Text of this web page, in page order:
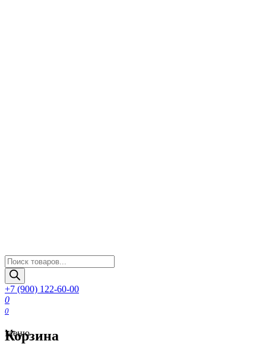
Поиск
товаров
+7 (900) 122-60-00
0
0
Корзина
Меню